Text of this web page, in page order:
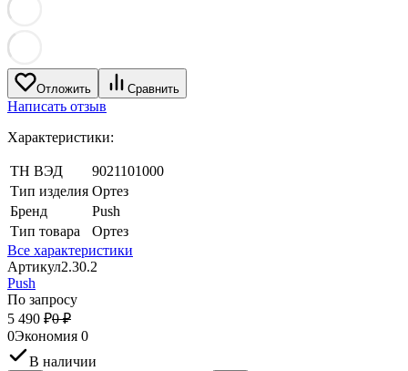
Отложить Сравнить
Написать отзыв
Характеристики:
ТН ВЭД
9021101000
Тип изделия Ортез
Бренд
Push
Тип товара
Ортез
Все характеристики
Артикул2.30.2
Push
По запросу
5 490 ₽0 ₽
0Экономия 0
В наличии